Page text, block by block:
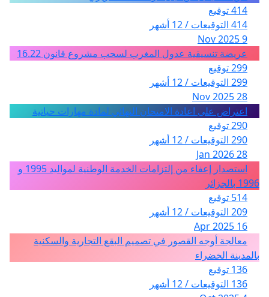
414 توقيع
414 التوقيعات / 12 أشهر
9 Nov 2025
عريضة تنسيقية عدول المغرب لسحب مشروع قانون 16.22
299 توقيع
299 التوقيعات / 12 أشهر
28 Nov 2025
اعتراض على اعادة الامتحان النهائي لمادة مهارات حياتية
290 توقيع
290 التوقيعات / 12 أشهر
28 Jan 2026
استصدار إعفاء من إلتزامات الخدمة الوطنية لمواليد 1995 و
1996 بالجزائر
514 توقيع
209 التوقيعات / 12 أشهر
16 Apr 2025
معالجة أوجه القصور في تصميم البقع التجارية والسكنية
بالمدينة الخضراء
136 توقيع
136 التوقيعات / 12 أشهر